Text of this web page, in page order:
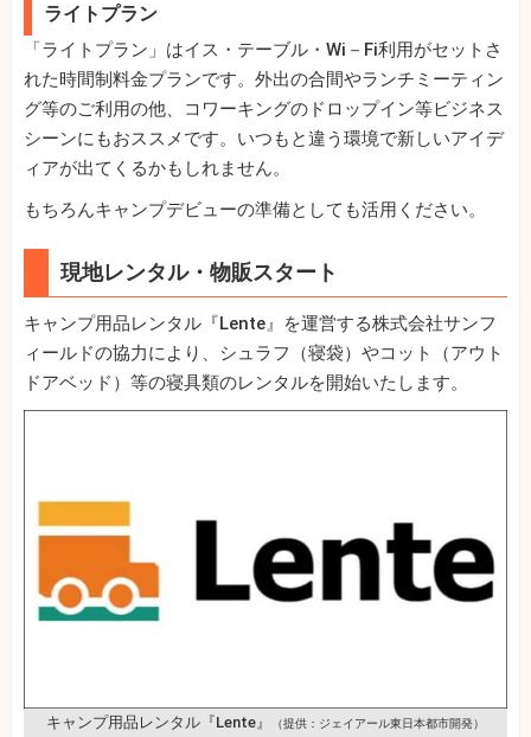
ライトプラン
「ライトプラン」はイス・テーブル・Wi－Fi利用がセットさ
れた時間制料金プランです。外出の合間やランチミーティン
グ等のご利用の他、コワーキングのドロップイン等ビジネス
シーンにもおススメです。いつもと違う環境で新しいアイデ
ィアが出てくるかもしれません。
もちろんキャンプデビューの準備としても活用ください。
現地レンタル・物販スタート
キャンプ用品レンタル『Lente』を運営する株式会社サンフ
ィールドの協力により、シュラフ（寝袋）やコット（アウト
ドアベッド）等の寝具類のレンタルを開始いたします。
キャンプ用品レンタル『Lente』 （提供：ジェイアール東日本都市開発）